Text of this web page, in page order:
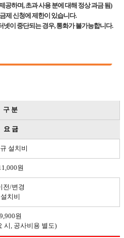
공하며, 초과 사용 분에 대해 정상 과금 됨)
제 신청에 제한이 있습니다.
이 중단되는 경우, 통화가 불가능합니다.
구 분
요 금
설치비
원
전/변경
설치비
9,900원
시, 공사비용 별도)